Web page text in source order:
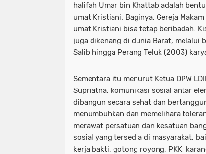
halifah Umar bin Khattab adalah
umat Kristiani. Baginya, Gereja
umat Kristiani bisa tetap beribadah.
juga dikenang di dunia Barat, melalui
Salib hingga Perang Teluk (2003)
Sementara itu menurut Ketua DPW
Supriatna, komunikasi sosial antar
dibangun secara sehat dan
menumbuhkan dan memelihara
merawat persatuan dan kesatuan
sosial yang tersedia di masyarakat,
kerja bakti, gotong royong, PKK,